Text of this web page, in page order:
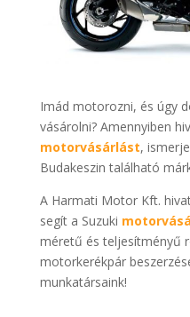
Imád motorozni, és úgy
vásárolni? Amennyiben
motorvásárlást,
Budakeszin található
A Harmati Motor Kft.
segít a Suzuki
méretű és teljesítményű
motorkerékpár
munkatársaink!